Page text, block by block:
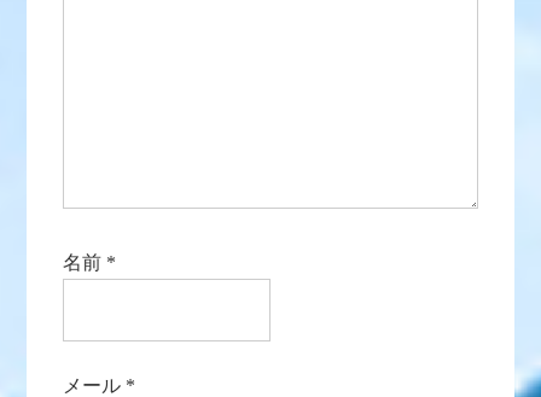
名前 *
メール *